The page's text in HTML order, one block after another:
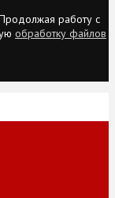
работу с
обработку файлов